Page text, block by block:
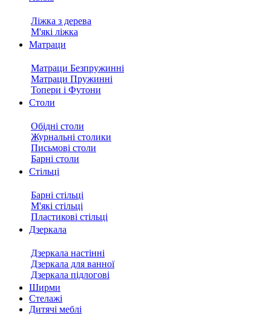
Ліжка з дерева
М'які ліжка
Матраци
Матраци Безпружинні
Матраци Пружинні
Топери і Футони
Столи
Обідні столи
Журнальні столики
Письмові столи
Барні столи
Стільці
Барні стільці
М'які стільці
Пластикові стільці
Дзеркала
Дзеркала настінні
Дзеркала для ванної
Дзеркала підлогові
Ширми
Стелажі
Дитячі меблі